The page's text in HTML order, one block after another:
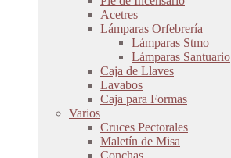
Acetres
Lámparas Orfebrería
Lámparas Stmo
Lámparas Santuario
Caja de Llaves
Lavabos
Caja para Formas
Varios
Cruces Pectorales
Maletín de Misa
Conchas